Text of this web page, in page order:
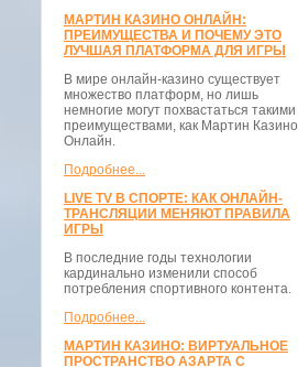
МАРТИН КАЗИНО ОНЛАЙН:
ПРЕИМУЩЕСТВА И ПОЧЕМУ ЭТО
ЛУЧШАЯ ПЛАТФОРМА ДЛЯ ИГРЫ
В мире онлайн-казино существует
множество платформ, но лишь
немногие могут похвастаться такими
преимуществами, как Мартин Казино
Онлайн.
Подробнее...
LIVE TV В СПОРТЕ: КАК ОНЛАЙН-
ТРАНСЛЯЦИИ МЕНЯЮТ ПРАВИЛА
ИГРЫ
В последние годы технологии
кардинально изменили способ
потребления спортивного контента.
Подробнее...
МАРТИН КАЗИНО: ВИРТУАЛЬНОЕ
ПРОСТРАНСТВО АЗАРТА С